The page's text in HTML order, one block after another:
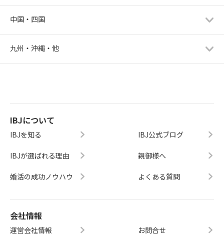
中国・四国
九州・沖縄・他
IBJについて
IBJを知る
IBJが選ばれる理由
婚活の成功ノウハウ
IBJ公式ブログ
親御様へ
よくある質問
会社情報
運営会社情報 お問合せ